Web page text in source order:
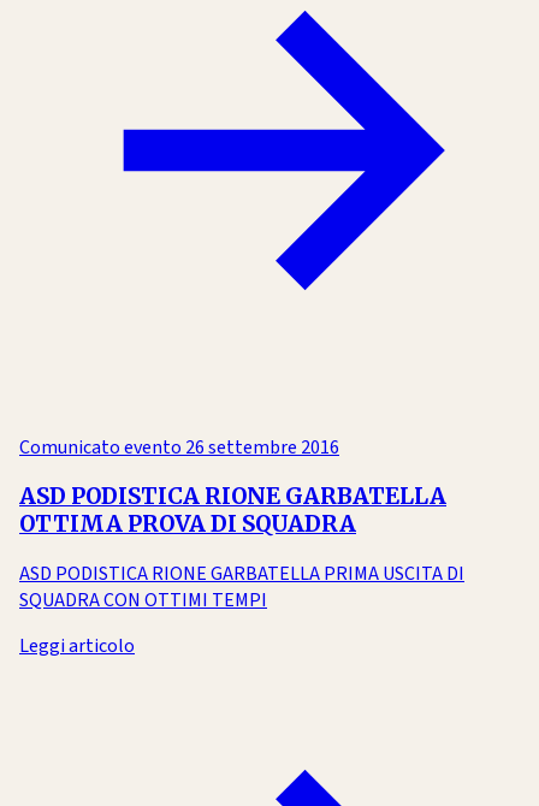
Comunicato evento 26 settembre 2016
ASD PODISTICA RIONE GARBATELLA
OTTIMA PROVA DI SQUADRA
ASD PODISTICA RIONE GARBATELLA PRIMA USCITA DI
SQUADRA CON OTTIMI TEMPI
Leggi articolo